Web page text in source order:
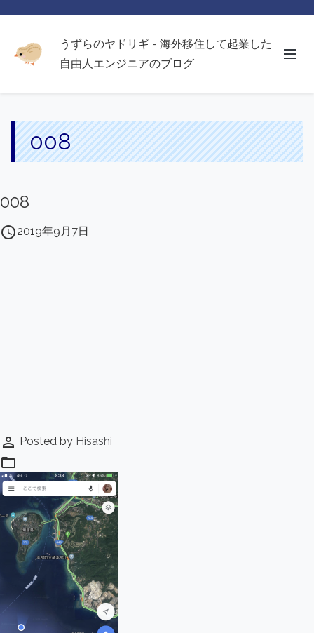
うずらのヤドリギ - 海外移住して起業した
自由人エンジニアのブログ
008
008
access_time2019年9月7日
perm_identity Posted by Hisashi
folder_open